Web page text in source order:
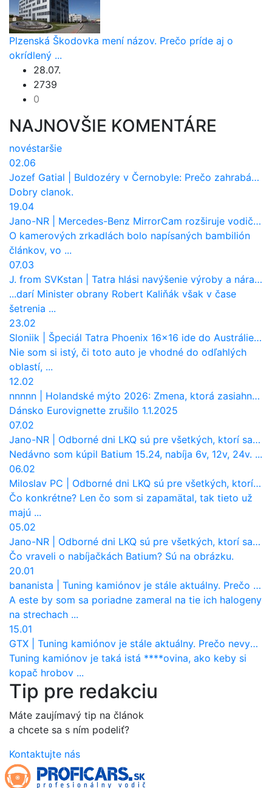
Plzenská Škodovka mení názov. Prečo príde aj o
okrídlený ...
28.07.
2739
0
NAJNOVŠIE KOMENTÁRE
novéstaršie
02.06
Jozef Gatial
Buldozéry v Černobyle: Prečo zahrabávali Červený les pod zem?
Dobry clanok.
19.04
Jano-NR
Mercedes-Benz MirrorCam rozširuje vodičovi výhľad a uberá autobusom odpor vzduchu
O kamerových zrkadlách bolo napísaných bambilión
článkov, vo ...
07.03
J. from SVKstan
Tatra hlási navýšenie výroby a nárast tržieb. Ktorí odberatelia sú kľúčoví?
...darí Minister obrany Robert Kaliňák však v čase
šetrenia ...
23.02
Sloniik
Špeciál Tatra Phoenix 16×16 ide do Austrálie. Na čo bude slúžiť?
Nie som si istý, či toto auto je vhodné do odľahlých
oblastí, ...
12.02
nnnnn
Holandské mýto 2026: Zmena, ktorá zasiahne slovenských dopravcov
Dánsko Eurovignette zrušilo 1.1.2025
07.02
Jano-NR
Odborné dni LKQ sú pre všetkých, ktorí sa chcú dozvedieť niečo viac
Nedávno som kúpil Batium 15.24, nabíja 6v, 12v, 24v. ...
06.02
Miloslav PC
Odborné dni LKQ sú pre všetkých, ktorí sa chcú dozvedieť niečo viac
Čo konkrétne? Len čo som si zapamätal, tak tieto už
majú ...
05.02
Jano-NR
Odborné dni LKQ sú pre všetkých, ktorí sa chcú dozvedieť niečo viac
Čo vraveli o nabíjačkách Batium? Sú na obrázku.
20.01
bananista
Tuning kamiónov je stále aktuálny. Prečo nevyhynul ako pri osobákoch?
A este by som sa poriadne zameral na tie ich halogeny
na strechach ...
15.01
GTX
Tuning kamiónov je stále aktuálny. Prečo nevyhynul ako pri osobákoch?
Tuning kamiónov je taká istá ****ovina, ako keby si
kopač hrobov ...
Tip pre redakciu
Máte zaujímavý tip na článok
a chcete sa s ním podeliť?
Kontaktujte nás